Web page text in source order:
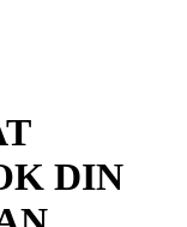
DIN